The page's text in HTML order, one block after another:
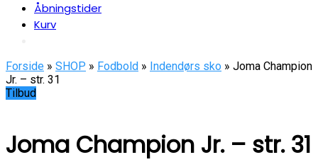
Åbningstider
Kurv
Forside » SHOP » Fodbold » Indendørs sko » Joma Champion
Jr. – str. 31
Tilbud
Joma Champion Jr. – str. 31